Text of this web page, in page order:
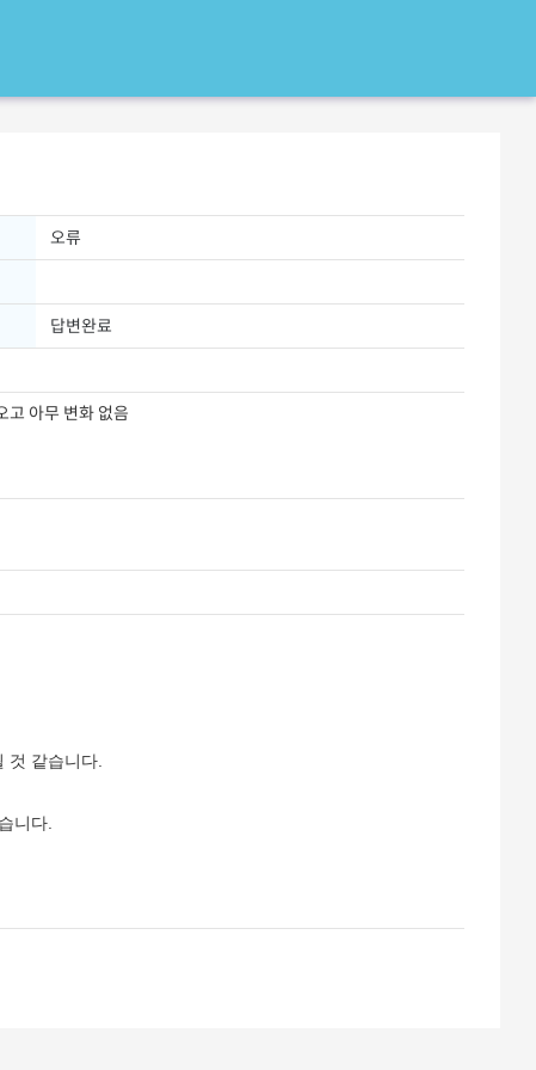
오류
답변완료
고 아무 변화 없음
것 같습니다.
니다.